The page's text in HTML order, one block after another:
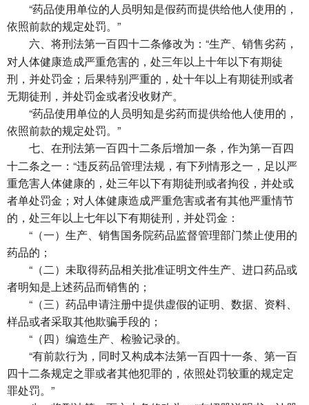
“药品使用单位的人员明知是假药而提供给他人使用的，
依照前款的规定处罚。”
六、 将刑法第一百四十二条修改为：“生产、销售劣药，
对人体健康造成严重危害的，处三年以上十年以下有期徒
刑，并处罚金；后果特别严重的，处十年以上有期徒刑或者
无期徒刑，并处罚金或者没收财产。
“药品使用单位的人员明知是劣药而提供给他人使用的，
依照前款的规定处罚。”
七、 在刑法第一百四十二条后增加一条，作为第一百四
十二条之一：“违反药品管理法规，有下列情形之一，足以严
重危害人体健康的，处三年以下有期徒刑或者拘役，并处或
者单处罚金；对人体健康造成严重危害或者有其他严重情节
的，处三年以上七年以下有期徒刑，并处罚金：
“（一）生产、销售国务院药品监督管理部门禁止使用的
药品的；
“（二）未取得药品相关批准证明文件生产、进口药品或
者明知是上述药品而销售的；
“（三）药品申请注册中提供虚假的证明、数据、资料、
样品或者采取其他欺骗手段的；
“（四）编造生产、检验记录的。
“有前款行为，同时又构成本法第一百四十一条、第一百
四十二条规定之罪或者其他犯罪的，依照处罚较重的规定定
罪处罚。”